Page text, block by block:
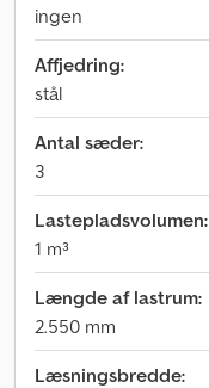
ingen
Affjedring:
stål
Antal sæder:
3
Lastepladsvolumen:
1 m³
Længde af lastrum:
2.550 mm
Læsningsbredde: